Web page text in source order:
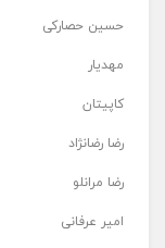
حسین حصارکی
مهدیار
کاپیتان
رضا رضانژاد
رضا مرانلو
امیر عرفانی